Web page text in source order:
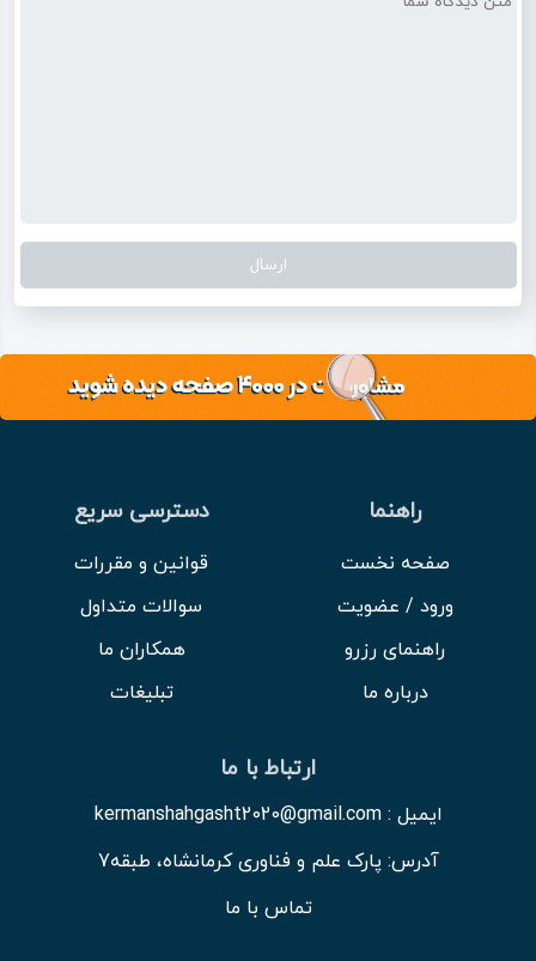
راهنما
صفحه نخست
ورود / عضویت
راهنمای رزرو
درباره ما
دسترسی سریع
قوانین و مقررات
سوالات متداول
همکاران ما
تبلیغات
ارتباط با ما
ایمیل : kermanshahgasht2020@gmail.com
آدرس: پارک علم و فناوری کرمانشاه، طبقه7
تماس با ما